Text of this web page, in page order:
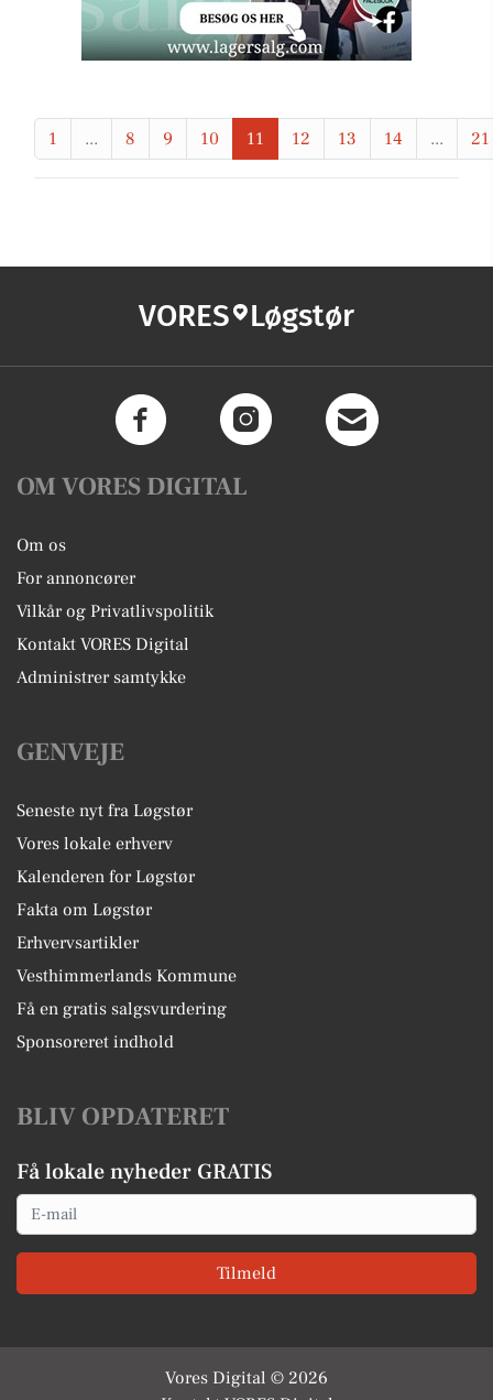
1 ... 8 9 10 11 12 13 14 ... 21
VORES Løgstør
OM VORES DIGITAL
Om os
For annoncører
Vilkår og Privatlivspolitik
Kontakt VORES Digital
Administrer samtykke
GENVEJE
Seneste nyt fra Løgstør
Vores lokale erhverv
Kalenderen for Løgstør
Fakta om Løgstør
Erhvervsartikler
Vesthimmerlands Kommune
Få en gratis salgsvurdering
Sponsoreret indhold
BLIV OPDATERET
Få lokale nyheder GRATIS
Email
Tilmeld
Vores Digital © 2026